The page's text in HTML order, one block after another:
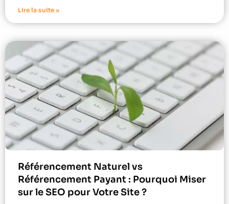
Lire la suite »
Référencement Naturel vs
Référencement Payant : Pourquoi Miser
sur le SEO pour Votre Site ?